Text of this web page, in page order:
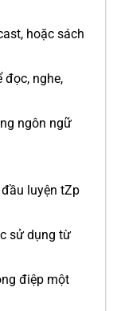
hoặc sách
nghe,
ngôn ngữ
luyện tZp
sử dụng từ
điệp một